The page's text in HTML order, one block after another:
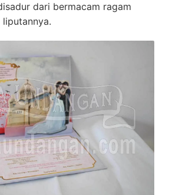
dari bermacam ragam
liputannya.